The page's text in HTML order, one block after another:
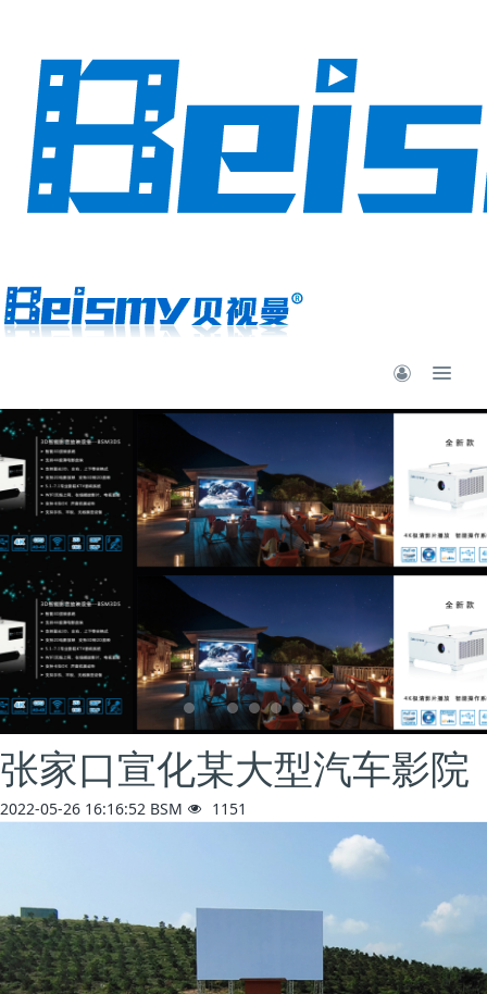
张家口宣化某大型汽车影院
2022-05-26 16:16:52 BSM 1151